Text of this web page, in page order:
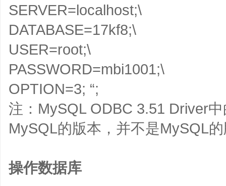
SERVER=localhost;\
DATABASE=17kf8;\
USER=root;\
PASSWORD=mbi1001;\
OPTION=3; “;
注：MySQL ODBC 3.51 Driver
MySQL的版本，并不是MySQL
操作数据库